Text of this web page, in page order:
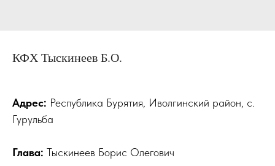
КФХ Тыскинеев Б.О.
Адрес: Республика Бурятия, Иволгинский район, с.
Гурульба
Глава: Тыскинеев Борис Олегович